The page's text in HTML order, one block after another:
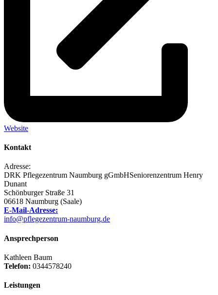
Website
Kontakt
Adresse:
DRK Pflegezentrum Naumburg gGmbHSeniorenzentrum Henry
Dunant
Schönburger Straße 31
06618 Naumburg (Saale)
E-Mail-Adresse:
info@pflegezentrum-naumburg.de
Ansprechperson
Kathleen Baum
Telefon: 0344578240
Leistungen